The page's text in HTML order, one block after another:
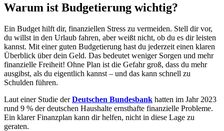
Warum ist Budgetierung wichtig?
Ein Budget hilft dir, finanziellen Stress zu vermeiden. Stell dir vor,
du willst in den Urlaub fahren, aber weißt nicht, ob du es dir leisten
kannst. Mit einer guten Budgetierung hast du jederzeit einen klaren
Überblick über dein Geld. Das bedeutet weniger Sorgen und mehr
finanzielle Freiheit! Ohne Plan ist die Gefahr groß, dass du mehr
ausgibst, als du eigentlich kannst – und das kann schnell zu
Schulden führen.
Laut einer Studie derDeutschen Bundesbank hatten im Jahr 2023
rund 9 % der deutschen Haushalte ernsthafte finanzielle Probleme.
Ein klarer Finanzplan kann dir helfen, nicht in diese Lage zu
geraten.